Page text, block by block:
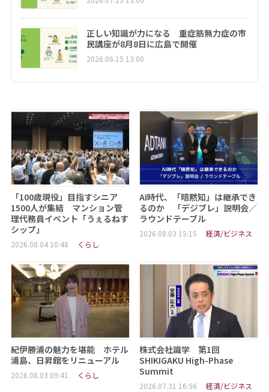
正しい知識が力になる 重症筋無力症の市
民講座が8月8日に広島で開催
2026.06.15 13:00
「100歳現役」目指すシニア
1500人が集結 マンション管
理代務員イベント「うぇるねす
シップ」
2026.08.04 10:48 くらし
AI時代、「暗黙知」は継承でき
るのか 「デジブレ」説明会／
ラウンドテーブル
2026.08.03 15:15 経済/ビジネス
紀伊勝浦の魅力を堪能 ホテル
浦島、日昇館をリニューアル
2026.08.03 09:41 くらし
株式会社識学 第1回
SHIKIGAKU High-Phase
Summit
2026.07.31 16:56 経済/ビジネス